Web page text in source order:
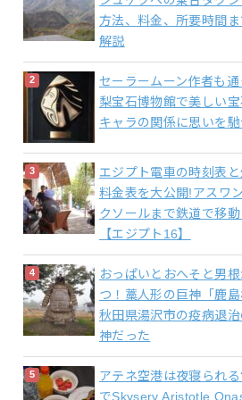
方法、料金、所要時間
解説
セーラームーン作者も通
梨宝石博物館で美しい
キャラの関係に思いを馳
エジプト電車の時刻表と
料金表を大公開!アスワ
クソールまで鉄道で移動
【エジプト16】
おっぱいとおへそと男
つ！藁人形の巨神「鹿
秋田県湯沢市の疫病退治
神だった
アテネ空港は夜寝られる
でSkyserv Aristotle